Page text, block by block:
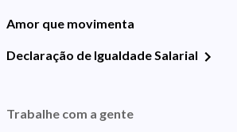
Amor que movimenta
Declaração de Igualdade Salarial
Trabalhe com a gente